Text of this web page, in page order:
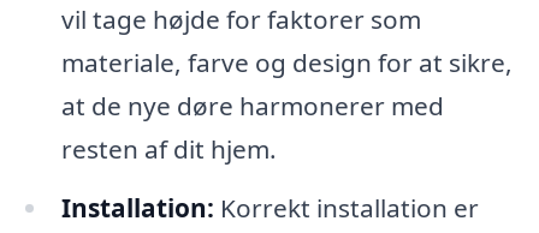
vil tage højde for faktorer som
materiale, farve og design for at sikre,
at de nye døre harmonerer med
resten af dit hjem.
Installation: Korrekt installation er